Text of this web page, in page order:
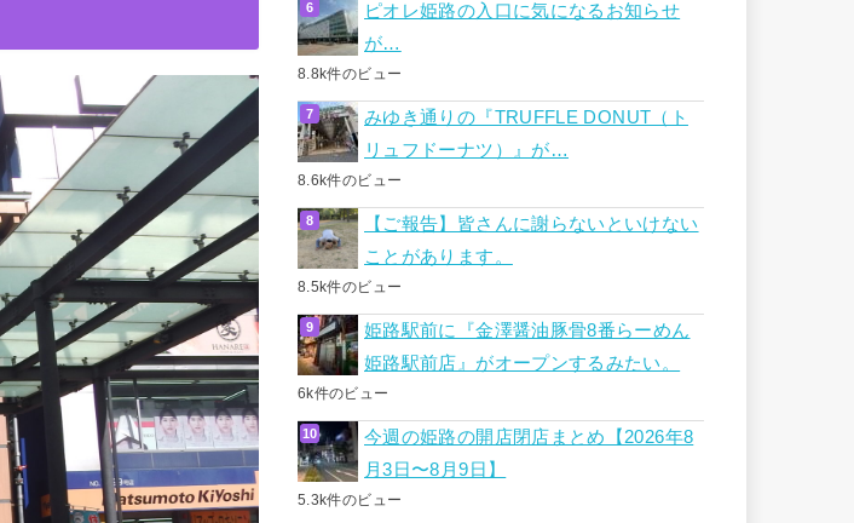
ピオレ姫路の入口に気になるお知らせ
が…
8.8k件のビュー
みゆき通りの『TRUFFLE DONUT（ト
リュフドーナツ）』が…
8.6k件のビュー
【ご報告】皆さんに謝らないといけない
ことがあります。
8.5k件のビュー
姫路駅前に『金澤醤油豚骨8番らーめん
姫路駅前店』がオープンするみたい。
6k件のビュー
今週の姫路の開店閉店まとめ【2026年8
月3日〜8月9日】
5.3k件のビュー